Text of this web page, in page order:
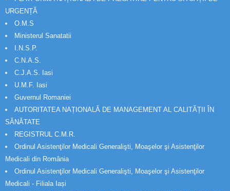
URGENȚĂ
O.M.S
Ministerul Sanatatii
I.N.S.P.
C.N.A.S.
C.J.A.S. Iasi
U.M.F. Iasi
Guvernul Romaniei
AUTORITATEA NAȚIONALĂ DE MANAGEMENT AL CALITĂȚII ÎN
SĂNĂTATE
REGISTRUL C.M.R.
Ordinul Asistenţilor Medicali Generalişti, Moaşelor şi Asistenţilor
Medicali din România
Ordinul Asistenţilor Medicali Generalişti, Moaşelor şi Asistenţilor
Medicali - Filiala Iași